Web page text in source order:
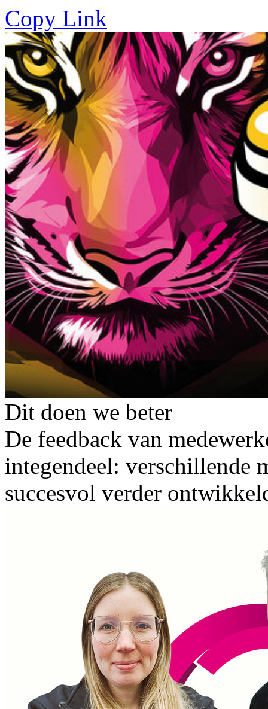
Copy Link
Dit doen we beter
De feedback van
integendeel: verschillende
succesvol verder